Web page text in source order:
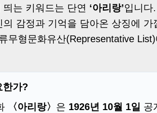
는 키워드는 단연 ‘아리랑’입니다
감정과 기억을 담아온 상징에 가
무형문화유산(Representative
한가?
〈아리랑〉 은 1926년 10월 1일 공